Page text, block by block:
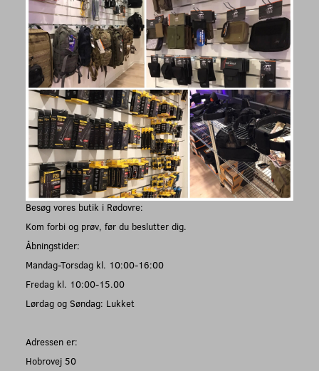
Besøg vores butik i Rødovre:
Kom forbi og prøv, før du beslutter dig.
Åbningstider:
Mandag-Torsdag kl. 10:00-16:00
Fredag kl. 10:00-15.00
Lørdag og Søndag: Lukket
Adressen er:
Hobrovej 50